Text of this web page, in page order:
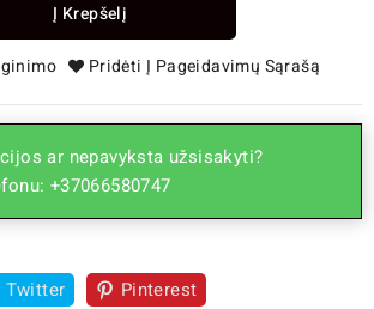
Į Krepšelį
Pridėti Į Pageidavimų Sąrašą
ar nepavyksta užsisakyti?
+37066580747
Twitter Pinterest